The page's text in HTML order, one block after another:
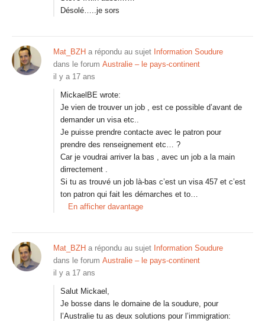
Désolé…..je sors
Mat_BZH a répondu au sujet Information Soudure
dans le forum Australie – le pays-continent
il y a 17 ans
MickaelBE wrote:
Je vien de trouver un job , est ce possible d’avant de
demander un visa etc..
Je puisse prendre contacte avec le patron pour
prendre des renseignement etc… ?
Car je voudrai arriver la bas , avec un job a la main
dirrectement .
Si tu as trouvé un job là-bas c’est un visa 457 et c’est
ton patron qui fait les démarches et to…
En afficher davantage
Mat_BZH a répondu au sujet Information Soudure
dans le forum Australie – le pays-continent
il y a 17 ans
Salut Mickael,
Je bosse dans le domaine de la soudure, pour
l’Australie tu as deux solutions pour l’immigration: